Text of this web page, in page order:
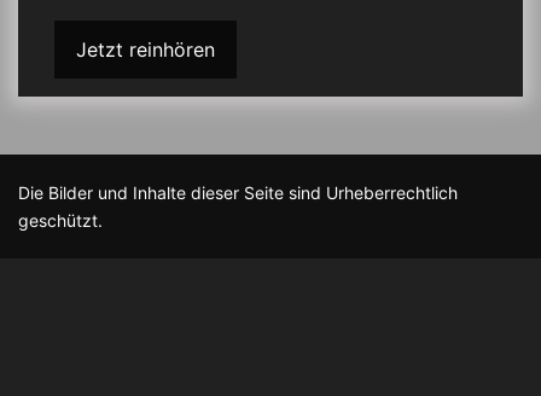
Jetzt reinhören
Die Bilder und Inhalte dieser Seite sind Urheberrechtlich
geschützt.